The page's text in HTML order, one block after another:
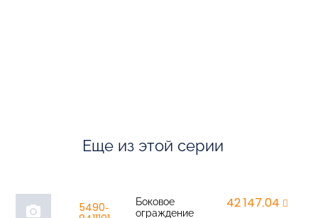
Еще из этой серии
photo_camera
5490-
Боковое
ограждение
42 147,04